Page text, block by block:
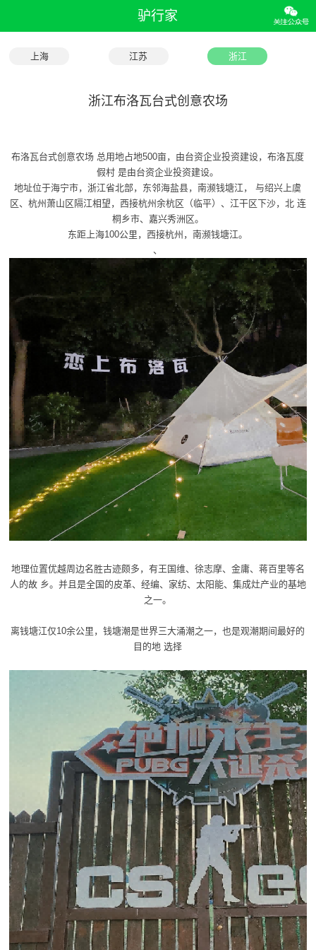
驴行家
上海 江苏 浙江
浙江布洛瓦台式创意农场
布洛瓦台式创意农场 总用地占地500亩，由台资企业投资建设，布洛瓦度
假村 是由台资企业投资建设。
地址位于海宁市，浙江省北部，东邻海盐县，南濒钱塘江， 与绍兴上虞
区、杭州萧山区隔江相望，西接杭州余杭区（临平）、江干区下沙，北 连
桐乡市、嘉兴秀洲区。
东距上海100公里，西接杭州，南濒钱塘江。
、
地理位置优越周边名胜古迹颇多，有王国维、徐志摩、金庸、蒋百里等名
人的故 乡。并且是全国的皮革、经编、家纺、太阳能、集成灶产业的基地
之一。
离钱塘江仅10余公里，钱塘潮是世界三大涌潮之一，也是观潮期间最好的
目的地 选择